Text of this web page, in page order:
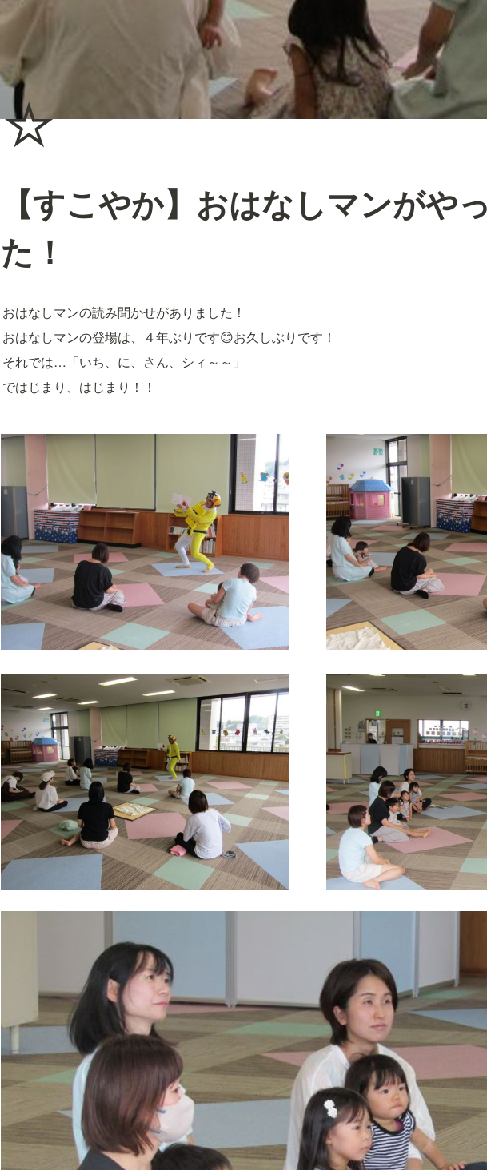
⭐
【すこやか】おはなしマンがや
た！
おはなしマンの読み聞かせがありました！
おはなしマンの登場は、４年ぶりです😊お久しぶりです！
それでは…「いち、に、さん、シィ～～」
ではじまり、はじまり！！